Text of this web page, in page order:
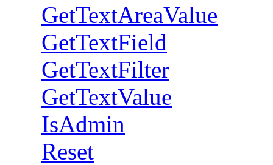
GetTextAreaValue
GetTextField
GetTextFilter
GetTextValue
IsAdmin
Reset